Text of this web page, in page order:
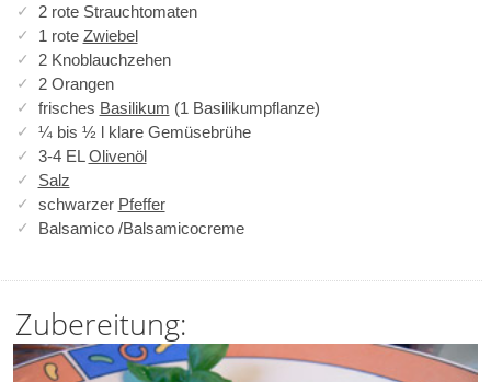
2 rote Strauchtomaten
1 rote Zwiebel
2 Knoblauchzehen
2 Orangen
frisches Basilikum (1 Basilikumpflanze)
¼ bis ½ l klare Gemüsebrühe
3-4 EL Olivenöl
Salz
schwarzer Pfeffer
Balsamico /Balsamicocreme
Zubereitung: